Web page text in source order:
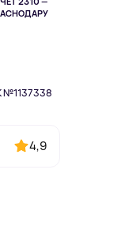
№1137338
4,9